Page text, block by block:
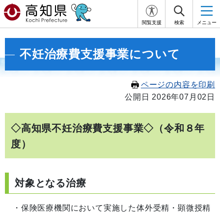
閲覧支援 検索 メニュー
不妊治療費支援事業について
ページの内容を印刷
公開日 2026年07月02日
◇高知県不妊治療費支援事業◇（令和８年
度）
対象となる治療
・保険医療機関において実施した体外受精・顕微授精